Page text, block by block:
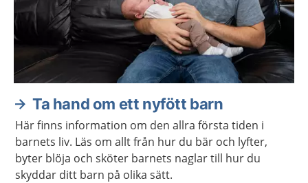
Ta hand om ett nyfött barn
Här finns information om den allra första tiden i
barnets liv. Läs om allt från hur du bär och lyfter,
byter blöja och sköter barnets naglar till hur du
skyddar ditt barn på olika sätt.